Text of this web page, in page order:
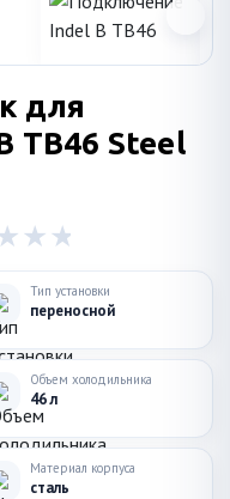
для
TB46 Steel
Тип установки
переносной
Объем холодильника
46 л
Материал корпуса
сталь